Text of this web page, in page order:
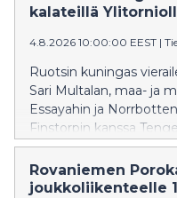
kalateillä
4.8.2026 10:00:00 EEST |
Ruotsin kuningas
Sari Multalan, maa- ja
Essayahin ja
Finstorpin kanssa
Lapin
Lapin
Rovaniemen
joukkoliikenteelle